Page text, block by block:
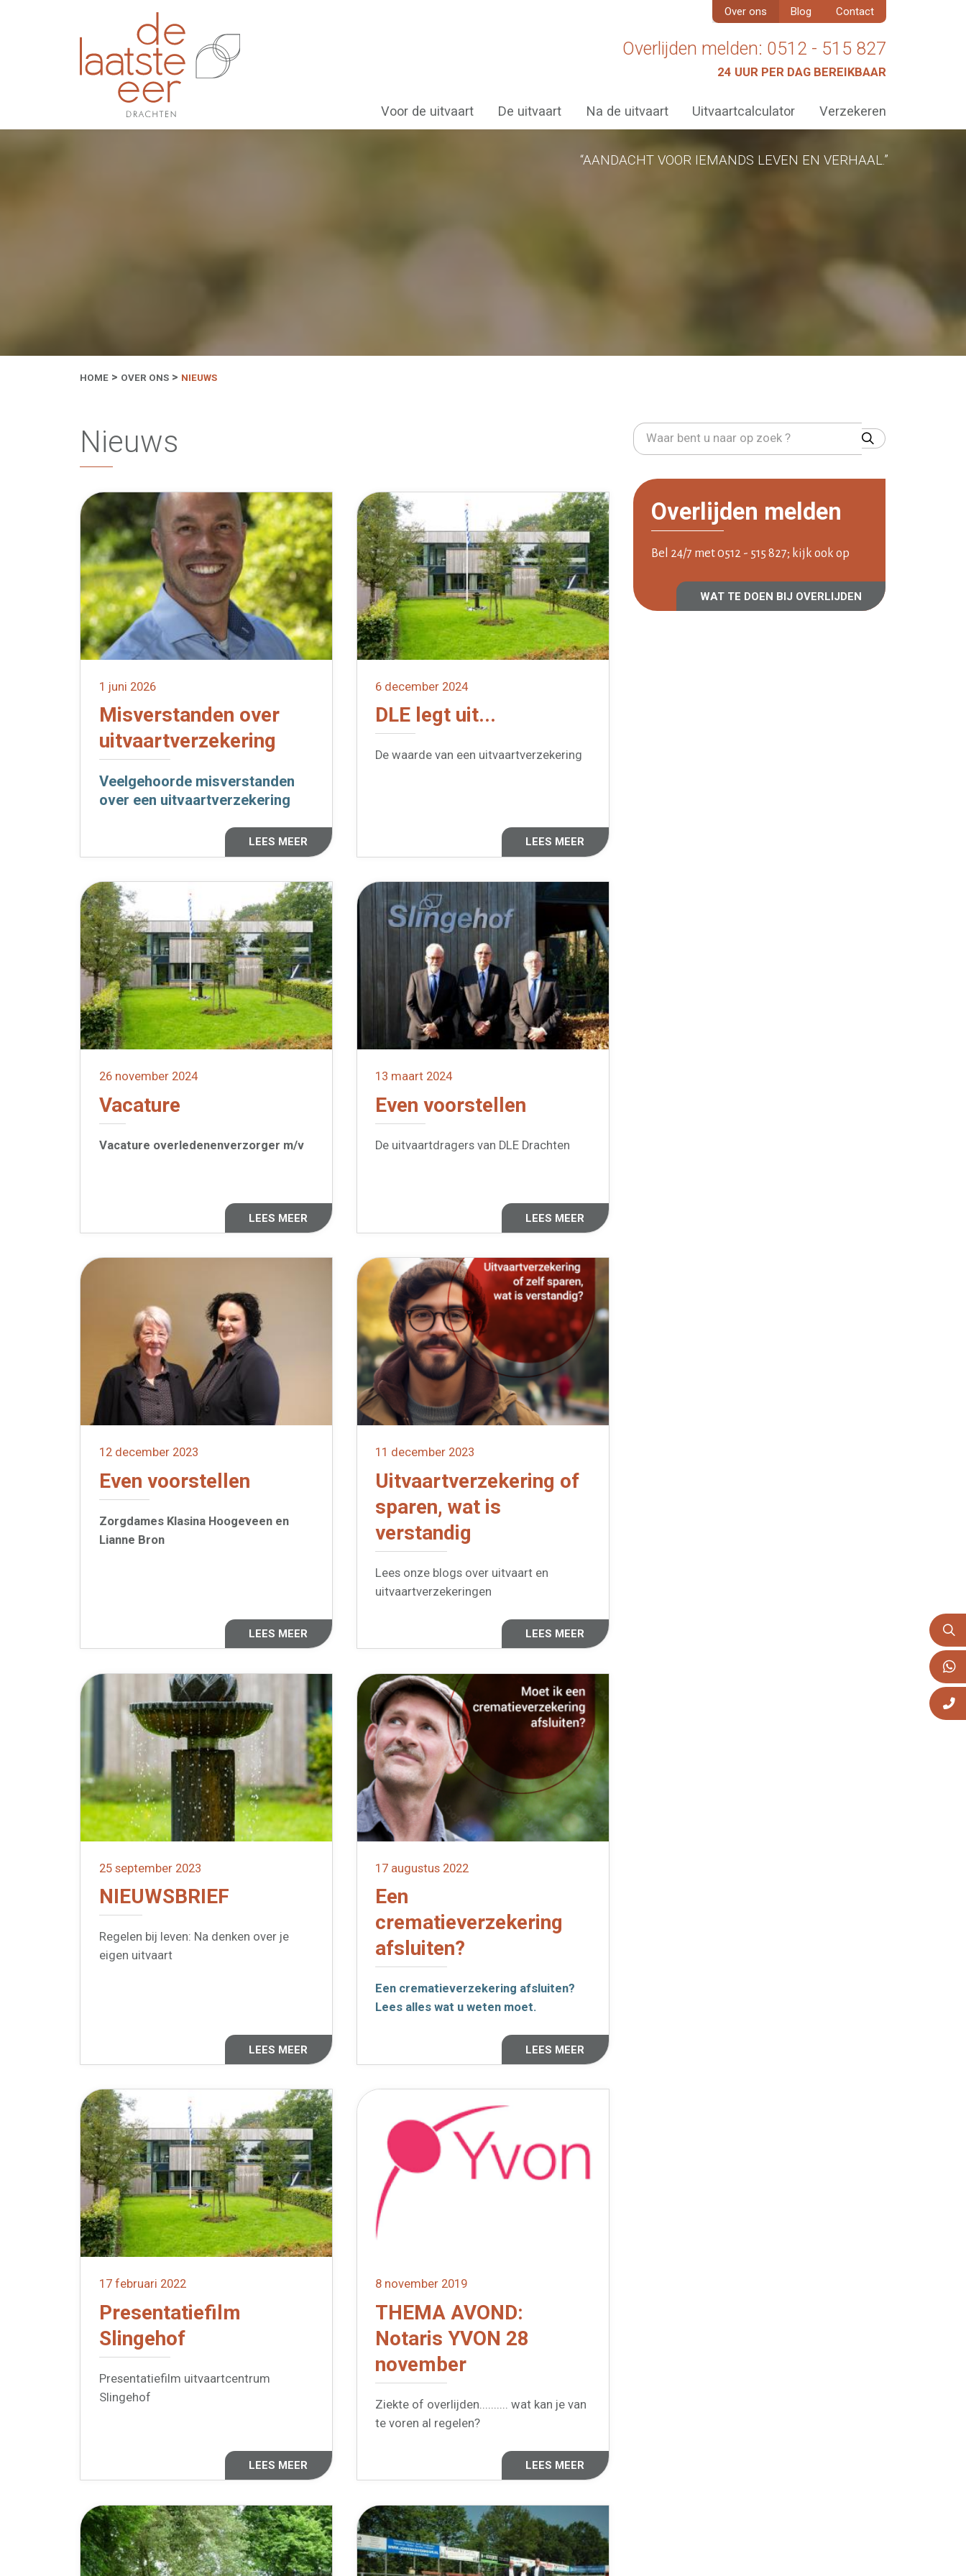
Over ons Blog Contact
Overlijden melden: 0512 - 515 827
24 UUR PER DAG BEREIKBAAR
Voor de uitvaart De uitvaart Na de uitvaart Uitvaartcalculator Verzekeren
“AANDACHT VOOR IEMANDS LEVEN EN VERHAAL.”
HOME OVER ONS NIEUWS
Nieuws
1 juni 2026
Misverstanden over
uitvaartverzekering
Veelgehoorde misverstanden
over een uitvaartverzekering
LEES MEER
6 december 2024
DLE legt uit...
De waarde van een uitvaartverzekering
LEES MEER
26 november 2024
Vacature
Vacature overledenenverzorger m/v
LEES MEER
13 maart 2024
Even voorstellen
De uitvaartdragers van DLE Drachten
LEES MEER
12 december 2023
Even voorstellen
Zorgdames Klasina Hoogeveen en
Lianne Bron
LEES MEER
11 december 2023
Uitvaartverzekering of
sparen, wat is
verstandig
Lees onze blogs over uitvaart en
uitvaartverzekeringen
LEES MEER
25 september 2023
NIEUWSBRIEF
Regelen bij leven: Na denken over je
eigen uitvaart
LEES MEER
17 augustus 2022
Een
crematieverzekering
afsluiten?
Een crematieverzekering afsluiten?
Lees alles wat u weten moet.
LEES MEER
17 februari 2022
Presentatiefilm
Slingehof
Presentatiefilm uitvaartcentrum
Slingehof
LEES MEER
8 november 2019
THEMA AVOND:
Notaris YVON 28
november
Ziekte of overlijden.......... wat kan je van
te voren al regelen?
LEES MEER
Overlijden melden
Bel 24/7 met 0512 - 515 827; kijk ook op
WAT TE DOEN BIJ OVERLIJDEN